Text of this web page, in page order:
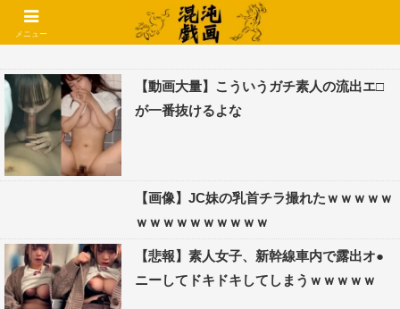
コメントでコテハン使えるようになりました🌱
【動画大量】こういうガチ素人の流出エ□
が一番抜けるよな
【画像】JC妹の乳首チラ撮れたｗｗｗｗｗ
ｗｗｗｗｗｗｗｗｗｗ
【悲報】素人女子、新幹線車内で露出オ●
ニーしてドキドキしてしまうｗｗｗｗｗ
メニュー